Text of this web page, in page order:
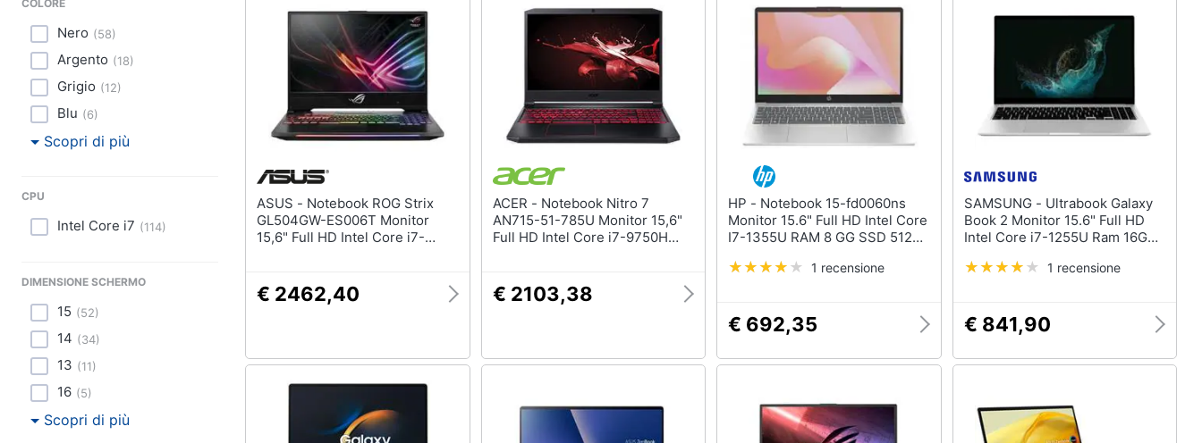
COLORE
Nero (58)
Argento (18)
Grigio (12)
Blu (6)
Scopri di più
CPU
Intel Core i7 (114)
DIMENSIONE SCHERMO
15 (52)
14 (34)
13 (11)
16 (5)
Scopri di più
ASUS - Notebook ROG Strix
GL504GW-ES006T Monitor
15,6" Full HD Intel Core i7-
GeForce RTX 2070 8GB 1xUSB
3.1 Windows 10 Home
€ 2462,40
ACER - Notebook Nitro 7
AN715-51-785U Monitor 15,6"
Full HD Intel Core i7-9750H
1660Ti 6 GB 2xUSB 3.0
Windows 10 Home
€ 2103,38
HP - Notebook 15-fd0060ns
Monitor 15.6" Full HD Intel Core
I7-1355U RAM 8 GG SSD 512
Tastiera in Spagnolo
1 recensione
€ 692,35
SAMSUNG - Ultrabook Galaxy
Book 2 Monitor 15.6" Full HD
Intel Core i7-1255U Ram 16GB
Windows 11 Pro1 recensione
€ 841,90